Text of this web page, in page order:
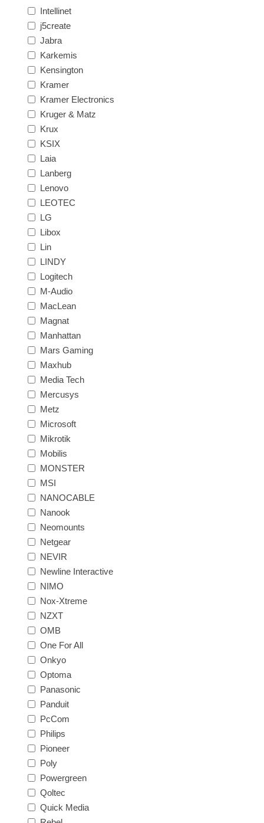
Intellinet
j5create
Jabra
Karkemis
Kensington
Kramer
Kramer Electronics
Kruger & Matz
Krux
KSIX
Laia
Lanberg
Lenovo
LEOTEC
LG
Libox
Lin
LINDY
Logitech
M-Audio
MacLean
Magnat
Manhattan
Mars Gaming
Maxhub
Media Tech
Mercusys
Metz
Microsoft
Mikrotik
Mobilis
MONSTER
MSI
NANOCABLE
Nanook
Neomounts
Netgear
NEVIR
Newline Interactive
NIMO
Nox-Xtreme
NZXT
OMB
One For All
Onkyo
Optoma
Panasonic
Panduit
PcCom
Philips
Pioneer
Poly
Powergreen
Qoltec
Quick Media